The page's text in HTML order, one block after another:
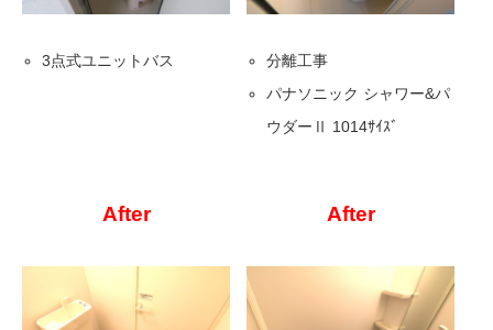
3点式ユニットバス
分離工事
パナソニック シャワー&パ
ウダーⅡ 1014ｻｲｽﾞ
After After